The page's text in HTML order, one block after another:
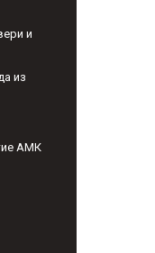
и
из
АМК